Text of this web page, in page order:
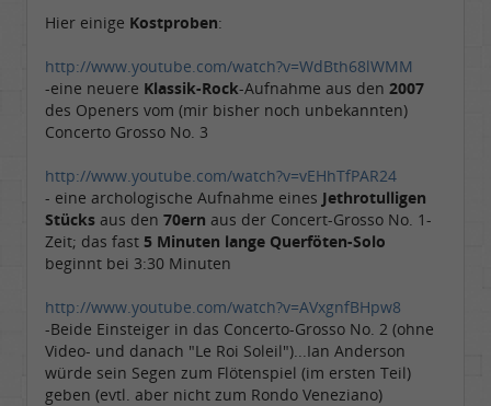
Hier einige Kostproben:
http://www.youtube.com/watch?v=WdBth68lWMM
-eine neuere Klassik-Rock-Aufnahme aus den 2007
des Openers vom (mir bisher noch unbekannten)
Concerto Grosso No. 3
http://www.youtube.com/watch?v=vEHhTfPAR24
- eine archologische Aufnahme eines Jethrotulligen
Stücks aus den 70ern aus der Concert-Grosso No. 1-
Zeit; das fast 5 Minuten lange Querföten-Solo
beginnt bei 3:30 Minuten
http://www.youtube.com/watch?v=AVxgnfBHpw8
-Beide Einsteiger in das Concerto-Grosso No. 2 (ohne
Video- und danach "Le Roi Soleil")...Ian Anderson
würde sein Segen zum Flötenspiel (im ersten Teil)
geben (evtl. aber nicht zum Rondo Veneziano)